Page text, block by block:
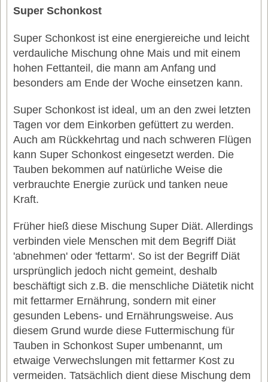
Super Schonkost
Super Schonkost ist eine energiereiche und leicht
verdauliche Mischung ohne Mais und mit einem
hohen Fettanteil, die mann am Anfang und
besonders am Ende der Woche einsetzen kann.
Super Schonkost ist ideal, um an den zwei letzten
Tagen vor dem Einkorben gefüttert zu werden.
Auch am Rückkehrtag und nach schweren Flügen
kann Super Schonkost eingesetzt werden. Die
Tauben bekommen auf natürliche Weise die
verbrauchte Energie zurück und tanken neue
Kraft.
Früher hieß diese Mischung Super Diät. Allerdings
verbinden viele Menschen mit dem Begriff Diät
'abnehmen' oder 'fettarm'. So ist der Begriff Diät
ursprünglich jedoch nicht gemeint, deshalb
beschäftigt sich z.B. die menschliche Diätetik nicht
mit fettarmer Ernährung, sondern mit einer
gesunden Lebens- und Ernährungsweise. Aus
diesem Grund wurde diese Futtermischung für
Tauben in Schonkost Super umbenannt, um
etwaige Verwechslungen mit fettarmer Kost zu
vermeiden. Tatsächlich dient diese Mischung dem